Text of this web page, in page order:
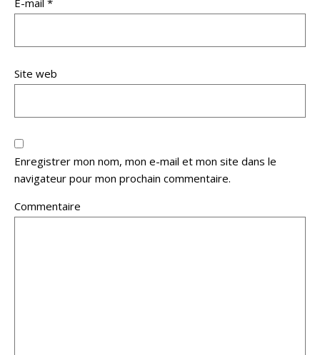
E-mail *
Site web
Enregistrer mon nom, mon e-mail et mon site dans le
navigateur pour mon prochain commentaire.
Commentaire